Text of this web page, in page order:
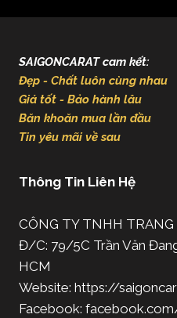
SAIGONCARAT cam kết:
Đẹp - Chất luôn cùng nhau
Giá tốt - Bảo hành lâu
Băn khoăn mua lần đầu
Tin yêu mãi về sau
Thông Tin Liên Hệ
CÔNG TY TNHH TRANG
Đ/C: 79/5C Trần Văn
HCM
Website: https://
Facebook: